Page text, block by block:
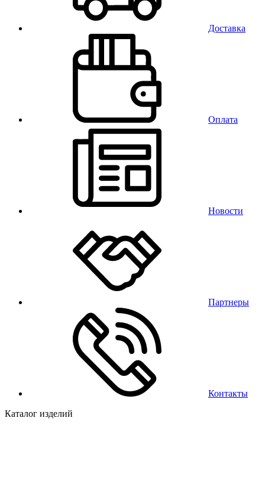
Доставка
Оплата
Новости
Партнеры
Контакты
Каталог изделий